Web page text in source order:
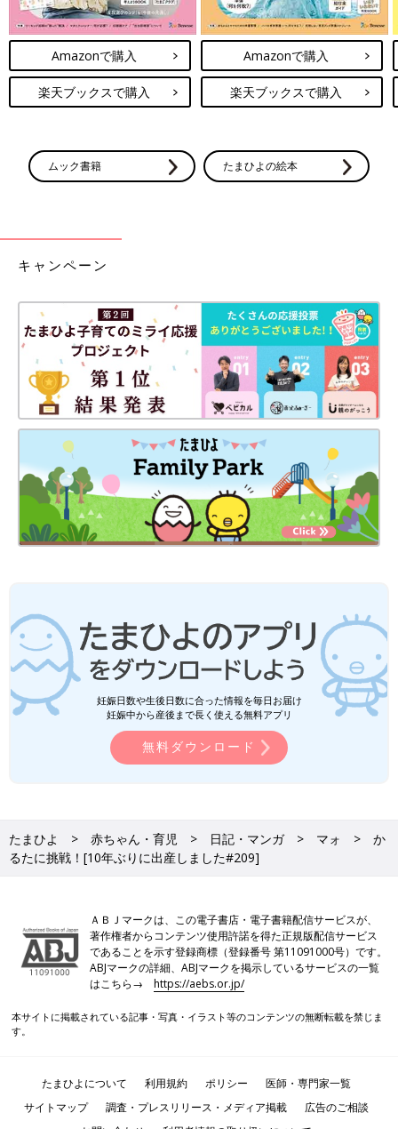
そのうち泣かずに遊べるようになるかなぁ。
次回に続く。
・[10年ぶりに出産しました]記事一覧
・たまひよONLINEの育児マンガ一覧はこちら
静岡の田舎町在住。
高校生の長女、中学生の長男、そして10年ぶりに妊娠・出産した
末っ子次女は、あっという間に幼稚園児に！妊娠・育児の記録を
インスタグラム ）にて公開中。
Twitter／@maoppachi
●webサイト／maoppachi
私が離婚した理由[10
年ぶりに出産しまし
た#208]
一覧
次の話
トイレトレーニング～
多分、やっと完結編～
[10年ぶりに出産しまし
た#210]
Amazonで購入
楽天ブックスで購入
Amazonで購入
楽天ブックスで購入
ムック書籍 たまひよの絵本
キャンペーン
妊娠日数や生後日数に合った情報を毎日お届け
妊娠中から産後まで長く使える無料アプリ
無料ダウンロード
たまひよ 赤ちゃん・育児 日記・マンガ マォ
か
るたに挑戦！[10年ぶりに出産しました#209]
ＡＢＪマークは、この電子書店・電子書籍配信サービスが、
著作権者からコンテンツ使用許諾を得た正規版配信サービス
であることを示す登録商標（登録番号 第11091000号）です。
ABJマークの詳細、ABJマークを掲示しているサービスの一覧
はこちら→https://aebs.or.jp/
本サイトに掲載されている記事・写真・イラスト等のコンテンツの無断転載を禁じま
す。
たまひよについて 利用規約 ポリシー
医師・専門家一覧
サイトマップ
調査・プレスリリース・メディア掲載
広告のご相談